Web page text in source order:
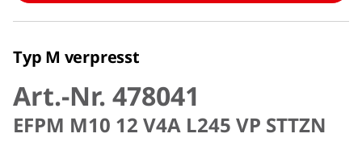
Typ M verpresst
Art.-Nr. 478041
EFPM M10 12 V4A L245 VP STTZN